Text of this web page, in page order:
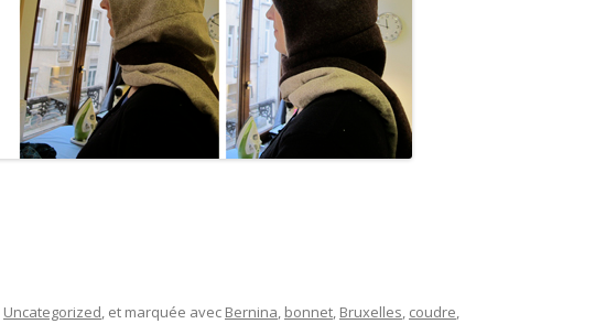
Uncategorized, et marquée avec Bernina, bonnet, Bruxelles, coudre,